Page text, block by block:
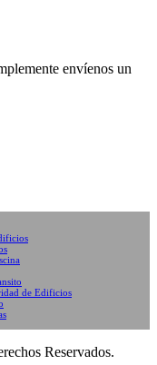
envíenos un
de Edificios
Reservados.